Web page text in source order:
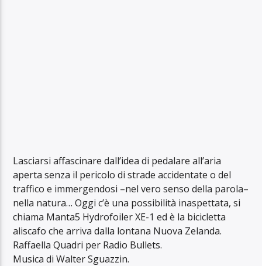
Lasciarsi affascinare dall’idea di pedalare all’aria
aperta senza il pericolo di strade accidentate o del
traffico e immergendosi –nel vero senso della parola–
nella natura… Oggi c’è una possibilità inaspettata, si
chiama Manta5 Hydrofoiler XE-1 ed è la bicicletta
aliscafo che arriva dalla lontana Nuova Zelanda.
Raffaella Quadri per Radio Bullets.
Musica di Walter Sguazzin.